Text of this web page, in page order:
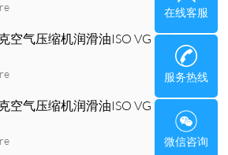
空气压缩机润滑油ISO VG
空气压缩机润滑油ISO VG
在线客服
服务热线
微信咨询